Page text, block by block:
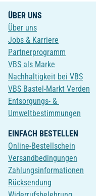
ÜBER UNS
Über uns
Jobs & Karriere
Partnerprogramm
VBS als Marke
Nachhaltigkeit bei VBS
VBS Bastel-Markt Verden
Entsorgungs- &
Umweltbestimmungen
EINFACH BESTELLEN
Online-Bestellschein
Versandbedingungen
Zahlungsinformationen
Rücksendung